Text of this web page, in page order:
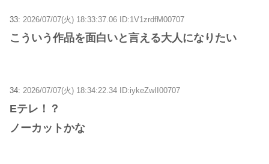
33: 2026/07/07(火) 18:33:37.06 ID:1V1zrdfM00707
こういう作品を面白いと言える大人になりたい
34: 2026/07/07(火) 18:34:22.34 ID:iykeZwII00707
Eテレ！？
ノーカットかな